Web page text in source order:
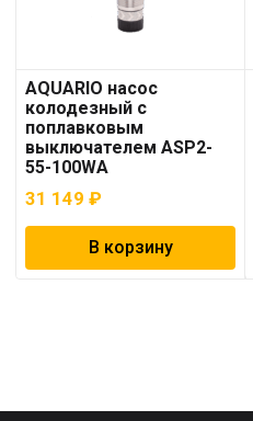
AQUARIO насос
колодезный с
поплавковым
выключателем ASP2-
55-100WA
31 149 ₽
В корзину